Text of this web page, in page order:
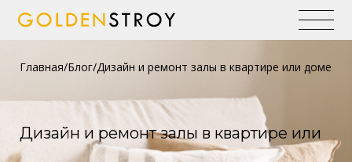
Главная Блог Дизайн и ремонт залы в квартире или доме
Дизайн и ремонт залы в квартире или